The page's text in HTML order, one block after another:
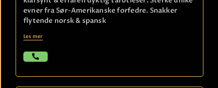
evner fra Sør-Amerikanske forfedre. Snakker
flytende norsk & spansk
Les mer